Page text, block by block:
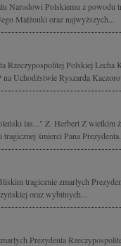
Narodowi Polskiemu z powodu
Małżonki oraz najwyższych...
Rzeczypospolitej Polskiej Lecha
Uchodźstwie Ryszarda
las..." Z. Herbert Z wielkim
śmierci Pana
tragicznie zmarłych
oraz wybitnych...
Prezydenta